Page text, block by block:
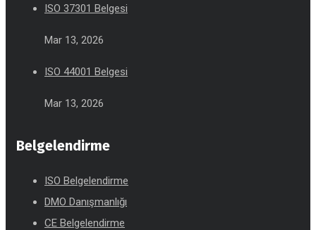
ISO 37301 Belgesi
Mar 13, 2026
ISO 44001 Belgesi
Mar 13, 2026
Belgelendirme
ISO Belgelendirme
DMO Danışmanlığı
CE Belgelendirme